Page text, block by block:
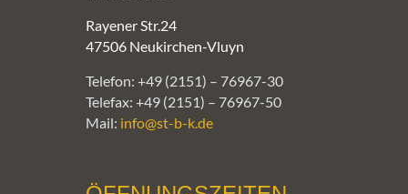
Rayener Str.24
47506 Neukirchen-Vluyn
Telefon: +49 (2151) – 76967-30
Telefax: +49 (2151) – 76967-50
Mail: info@st-b-k.de